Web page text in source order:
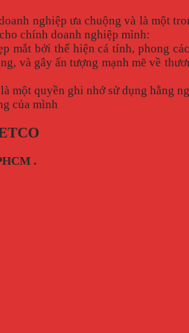
nghiệp ưa chuộng và là một
chính doanh nghiệp mình:
mắt bởi thể hiện cá tính, phong
và gây ấn tượng mạnh mẽ về
một quyền ghi nhớ sử dụng hằng
của mình
.